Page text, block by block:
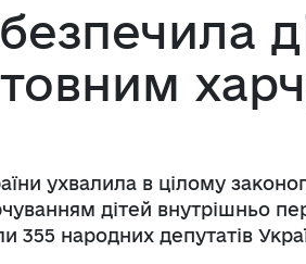
ухвалила в цілому
дітей внутрішньо
355 народних депутатів